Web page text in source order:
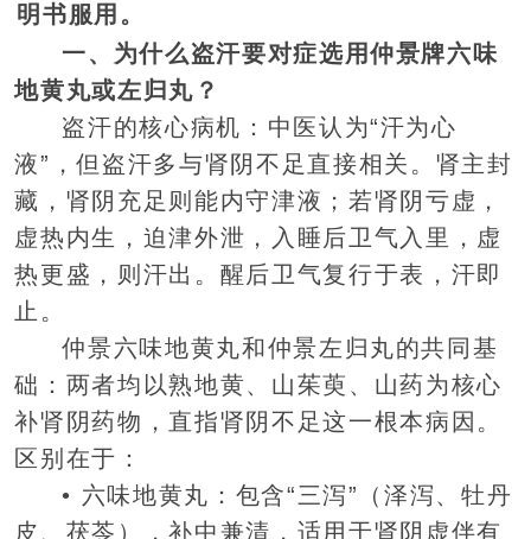
明书服用。
一、为什么盗汗要对症选用仲景牌六味
地黄丸或左归丸？
盗汗的核心病机：中医认为“汗为心
液”，但盗汗多与肾阴不足直接相关。肾主封
藏，肾阴充足则能内守津液；若肾阴亏虚，
虚热内生，迫津外泄，入睡后卫气入里，虚
热更盛，则汗出。醒后卫气复行于表，汗即
止。
仲景六味地黄丸和仲景左归丸的共同基
础：两者均以熟地黄、山茱萸、山药为核心
补肾阴药物，直指肾阴不足这一根本病因。
区别在于：
• 六味地黄丸：包含“三泻”（泽泻、牡丹
皮、茯苓），补中兼清，适用于肾阴虚伴有